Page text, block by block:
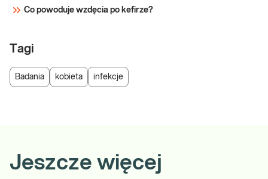
Co powoduje wzdęcia po kefirze?
Tagi
Badania kobieta infekcje
Jeszcze więcej